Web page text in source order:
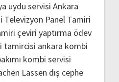
uydu servisi Ankara
Televizyon Panel Tamiri
çeviri yaptırma ödev
tamircisi ankara kombi
kombi servisi
Lassen dış cephe